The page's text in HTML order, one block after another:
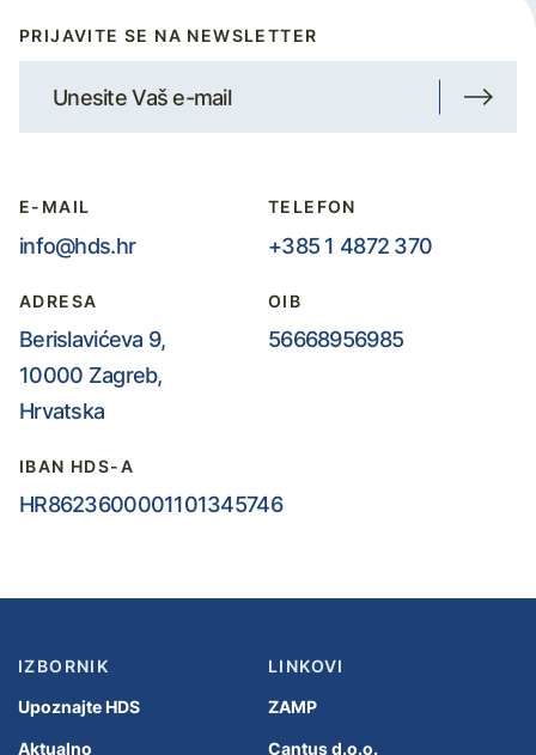
PRIJAVITE SE NA NEWSLETTER
E-MAIL
info@hds.hr
TELEFON
+385 1 4872 370
ADRESA
Berislavićeva 9,
10000 Zagreb,
Hrvatska
OIB
56668956985
IBAN HDS-A
HR8623600001101345746
IZBORNIK
Upoznajte HDS
Aktualno
LINKOVI
ZAMP
Cantus d.o.o.